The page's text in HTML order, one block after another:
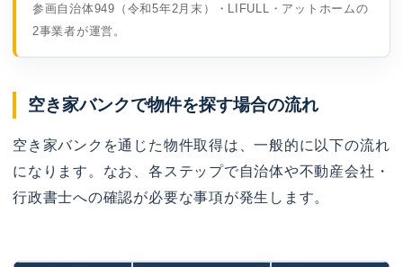
参画自治体949（令和5年2月末）・LIFULL・アットホームの
2事業者が運営。
空き家バンクで物件を探す場合の流れ
空き家バンクを通じた物件取得は、一般的に以下の流れ
になります。なお、各ステップで自治体や不動産会社・
行政書士への確認が必要な事項が発生します。